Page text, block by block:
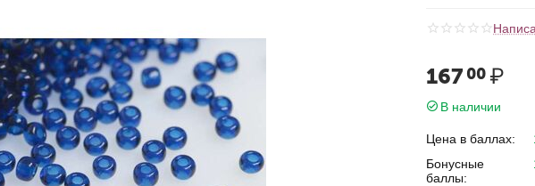
167 00₽
В наличии
Цена в баллах:
Бонусные
баллы: